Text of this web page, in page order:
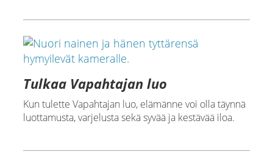
Tulkaa Vapahtajan luo
Kun tulette Vapahtajan luo, elämänne voi olla täynnä
luottamusta, varjelusta sekä syvää ja kestävää iloa.